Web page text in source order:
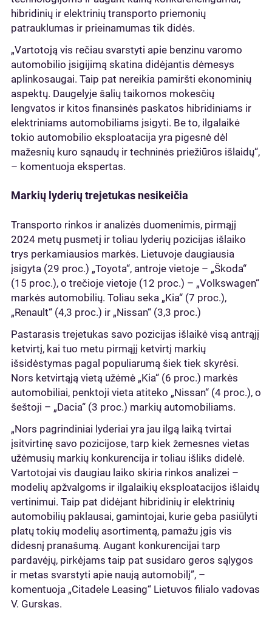
hibridinių ir elektrinių transporto priemonių
patrauklumas ir prieinamumas tik didės.
„Vartotoją vis rečiau svarstyti apie benzinu varomo
automobilio įsigijimą skatina didėjantis dėmesys
aplinkosaugai. Taip pat nereikia pamiršti ekonominių
aspektų. Daugelyje šalių taikomos mokesčių
lengvatos ir kitos finansinės paskatos hibridiniams ir
elektriniams automobiliams įsigyti. Be to, ilgalaikė
tokio automobilio eksploatacija yra pigesnė dėl
mažesnių kuro sąnaudų ir techninės priežiūros išlaidų“,
– komentuoja ekspertas.
Markių lyderių trejetukas nesikeičia
Transporto rinkos ir analizės duomenimis, pirmąjį
2024 metų pusmetį ir toliau lyderių pozicijas išlaiko
trys perkamiausios markės. Lietuvoje daugiausia
įsigyta (29 proc.) „Toyota“, antroje vietoje – „Škoda“
(15 proc.), o trečioje vietoje (12 proc.) – „Volkswagen“
markės automobilių. Toliau seka „Kia“ (7 proc.),
„Renault“ (4,3 proc.) ir „Nissan“ (3,3 proc.)
Pastarasis trejetukas savo pozicijas išlaikė visą antrąjį
ketvirtį, kai tuo metu pirmąjį ketvirtį markių
išsidėstymas pagal populiarumą šiek tiek skyrėsi.
Nors ketvirtąją vietą užėmė „Kia“ (6 proc.) markės
automobiliai, penktoji vieta atiteko „Nissan“ (4 proc.), o
šeštoji – „Dacia“ (3 proc.) markių automobiliams.
„Nors pagrindiniai lyderiai yra jau ilgą laiką tvirtai
įsitvirtinę savo pozicijose, tarp kiek žemesnes vietas
užėmusių markių konkurencija ir toliau išliks didelė.
Vartotojai vis daugiau laiko skiria rinkos analizei –
modelių apžvalgoms ir ilgalaikių eksploatacijos išlaidų
vertinimui. Taip pat didėjant hibridinių ir elektrinių
automobilių paklausai, gamintojai, kurie geba pasiūlyti
platų tokių modelių asortimentą, pamažu įgis vis
didesnį pranašumą. Augant konkurencijai tarp
pardavėjų, pirkėjams taip pat susidaro geros sąlygos
ir metas svarstyti apie naują automobilį”, –
komentuoja „Citadele Leasing“ Lietuvos filialo vadovas
V. Gurskas.